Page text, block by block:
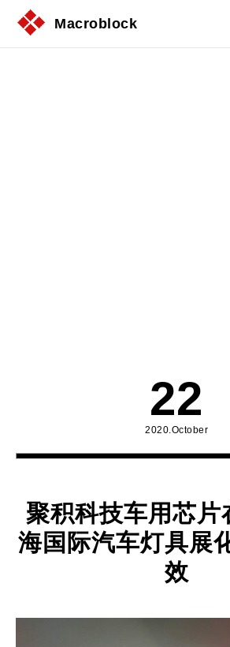
Macroblock
22
2020.October
聚积科技车用芯片
海国际汽车灯具展
效